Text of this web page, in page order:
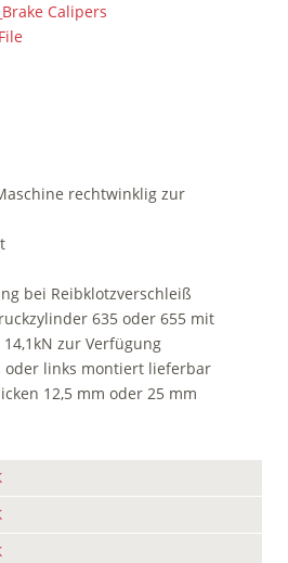
Calipers
rechtwinklig zur
bei Reibklotzverschleiß
635 oder 655 mit
zur Verfügung
oder links montiert lieferbar
12,5 mm oder 25 mm